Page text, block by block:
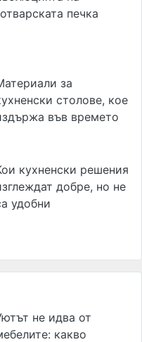
печка
за
столове, кое
във времето
кухненски решения
добре, но не
удобни
не идва от
какво